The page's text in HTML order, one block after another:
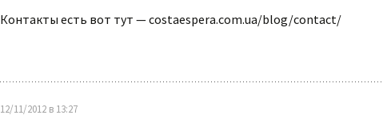
Контакты есть вот тут — costaespera.com.ua/blog/contact/
12/11/2012 в 13:27